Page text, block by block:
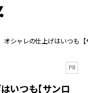
オシャレの仕上げはいつも
PR
いつも【サンロ